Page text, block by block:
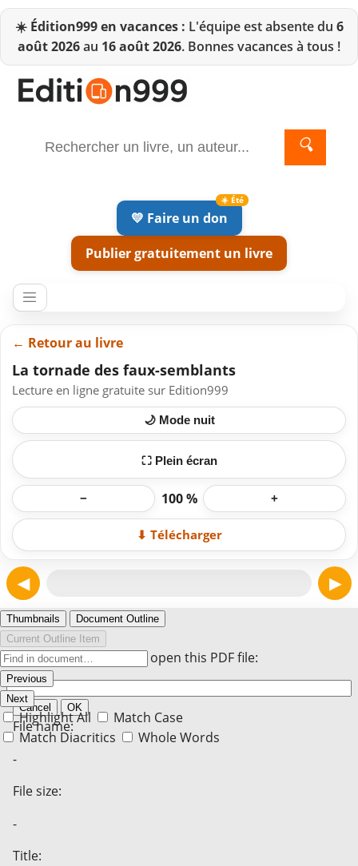
☀️ Édition999 en vacances : L'équipe est absente du 6
août 2026au 16 août 2026. Bonnes vacances à tous !
🔍
💛 Faire un don
Publier gratuitement un livre
← Retour au livre
La tornade des faux-semblants
Lecture en ligne gratuite sur Edition999
🌙 Mode nuit
⛶ Plein écran
− 100 % +
⬇ Télécharger
◀ ▶
Thumbnails
Document Outline
Current Outline Item
Previous
Next
Highlight All
Match Case
Match Diacritics
Whole Words
Enter the password to open this PDF file:
Cancel OK
File name:
-
File size:
-
Title: